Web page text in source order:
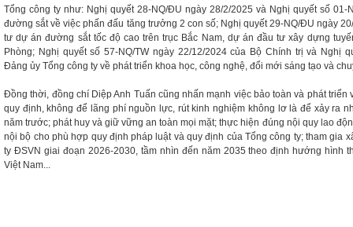
Tổng công ty như: Nghị quyết 28-NQ/ĐU ngày 28/2/2025 và Nghị quyết số
đường sắt về việc phấn đấu tăng trưởng 2 con số; Nghị quyết 29-NQ/ĐU ngày
tư dự án đường sắt tốc độ cao trên trục Bắc Nam, dự án đầu tư xây dựng
Phòng; Nghị quyết số 57-NQ/TW ngày 22/12/2024 của Bộ Chính trị và Nghị
Đảng ủy Tổng công ty về phát triển khoa học, công nghệ, đổi mới sáng tạo và
Đồng thời, đồng chí Diệp Anh Tuấn cũng nhấn mạnh việc bảo toàn và phát
quy định, không để lãng phí nguồn lực, rút kinh nghiệm không lơ là để xảy ra
năm trước; phát huy và giữ vững an toàn mọi mặt; thực hiện đúng nội quy lao
nội bộ cho phù hợp quy định pháp luật và quy định của Tổng công ty; tham gia
ty ĐSVN giai đoạn 2026-2030, tầm nhìn đến năm 2035 theo định hướng hình
Việt Nam...